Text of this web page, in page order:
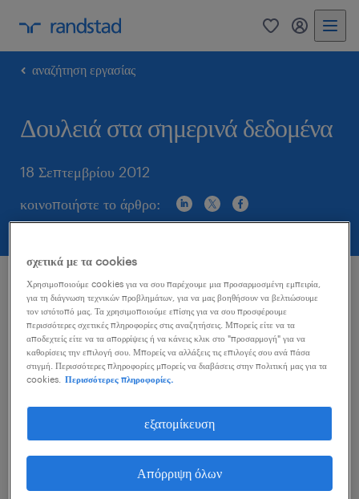
0 my
αναζήτηση εργασίας
Δουλειά στα σημερινά δεδομένα
18 Σεπτεμβρίου 2012
κοινοποιήστε το άρθρο:
Για να αναζητήσει κάποια δουλειά σύμφωνα με τα
σημερινά δεδομένα θα πρέπει δραστηριοποιηθεί
έντονα και πολλές φορές πρωτότυπα.
Συχνά οι περισσότεροι από όσους αναζητούν δουλειά
εναποθέτουν όλη τους την προσπάθεια στις αιτήσεις
που κάνουν στις διαθέσιμες θέσεις εργασίας που
σχετικά με τα cookies
Χρησιμοποιούμε cookies για να σου παρέχουμε μια προσαρμοσμένη εμπειρία,
για τη διάγνωση τεχνικών προβλημάτων, για να μας βοηθήσουν να βελτιώσουμε
τον ιστότοπό μας. Τα χρησιμοποιούμε επίσης για να σου προσφέρουμε
περισσότερες σχετικές πληροφορίες στις αναζητήσεις. Μπορείς είτε να τα
αποδεχτείς είτε να τα απορρίψεις ή να κάνεις κλικ στο "προσαρμογή" για να
καθορίσεις την επιλογή σου. Μπορείς να αλλάξεις τις επιλογές σου ανά πάσα
στιγμή. Περισσότερες πληροφορίες μπορείς να διαβάσεις στην πολιτική μας για τα
cookies.
Περισσότερες πληροφορίες.
εξατομίκευση
Απόρριψη όλων